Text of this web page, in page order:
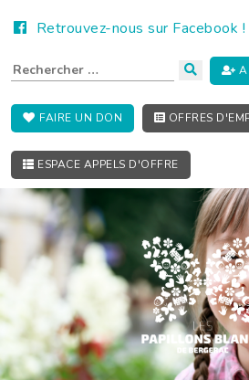
Retrouvez-nous sur Facebook !
FAIRE UN DON OFFRES
ESPACE APPELS D'OFFRE